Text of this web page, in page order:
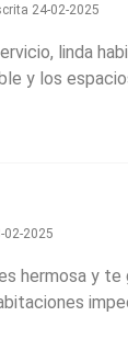
24-02-2025
linda
y los
02-2025
hermosa y